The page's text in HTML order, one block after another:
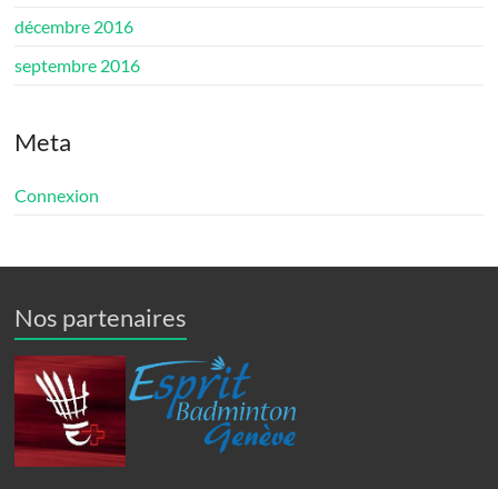
décembre 2016
septembre 2016
Meta
Connexion
Nos partenaires